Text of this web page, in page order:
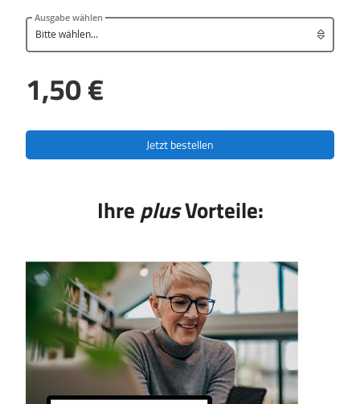
Ausgabe wählen
1,50 €
Jetzt bestellen
IhreplusVorteile: